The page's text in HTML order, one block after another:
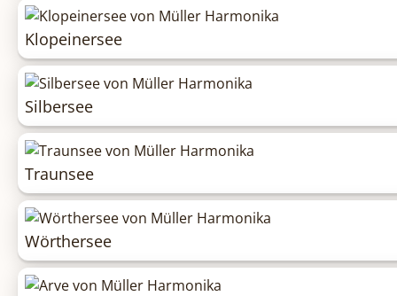
Klopeinersee
Silbersee
Traunsee
Wörthersee